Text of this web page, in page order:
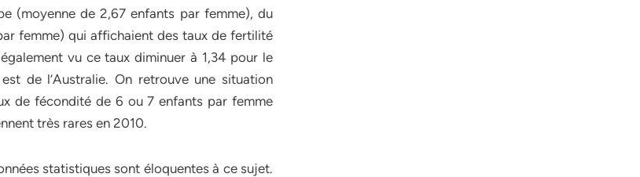
(moyenne de 2,67 enfants par femme), du
femme) qui affichaient des taux de fertilité
vu ce taux diminuer à 1,34 pour le
de l’Australie. On retrouve une situation
de fécondité de 6 ou 7 enfants par femme
très rares en 2010.
statistiques sont éloquentes à ce sujet.